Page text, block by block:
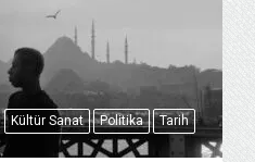
Kültür Sanat Politika Tarih